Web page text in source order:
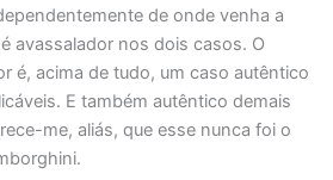
de onde venha a
avassalador nos dois casos. O
é, acima de tudo, um caso autêntico
E também autêntico demais
me, aliás, que esse nunca foi o